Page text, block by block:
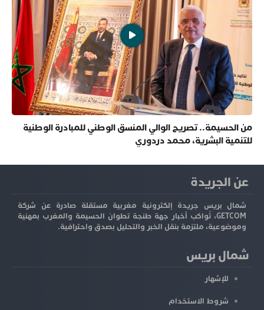
من الحسيمة.. تصريح الوالي المنسق الوطني للمبادرة الوطنية
للتنمية البشرية، محمد دردوري
عن الجريدة
شمال بريس جريدة إلكترونية مغربية مستقلة صادرة عن شركة
GETCOM، تُواكب أخبار جهة طنجة تطوان الحسيمة والمغرب بمهنية
وموضوعية، ملتزمة بنقل الخبر والتحليل بصدق واحترافية.
شمال بريس
للإشهار
شروط الاستخدام